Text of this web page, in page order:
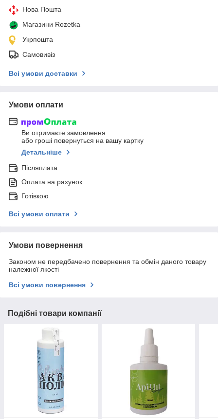
Нова Пошта
Магазини Rozetka
Укрпошта
Самовивіз
Всі умови доставки
Умови оплати
Ви отримаєте замовлення
або гроші повернуться на вашу картку
Детальніше
Післяплата
Оплата на рахунок
Готівкою
Всі умови оплати
Умови повернення
Законом не передбачено повернення та обмін даного товару
належної якості
Всі умови повернення
Подібні товари компанії